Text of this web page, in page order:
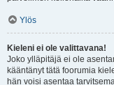
Ylös
Kieleni ei ole valittavana!
Joko ylläpitäjä ei ole
kääntänyt tätä foorumia
hän voisi asentaa